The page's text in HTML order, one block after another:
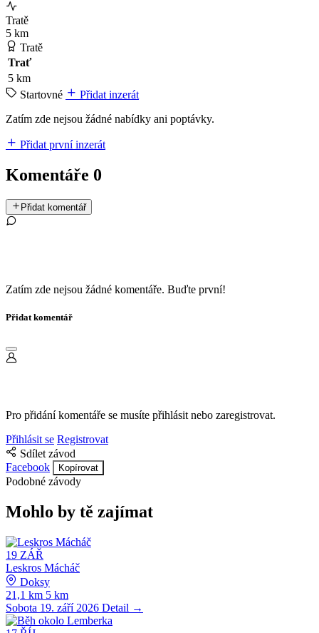
Tratě
5 km
Tratě
Trať
5 km
Startovné
Přidat inzerát
Zatím zde nejsou žádné nabídky ani poptávky.
Přidat první inzerát
Komentáře 0
Přidat komentář
Zatím zde nejsou žádné komentáře. Buďte první!
Přidat komentář
Pro přidání komentáře se musíte přihlásit nebo zaregistrovat.
Přihlásit se Registrovat
Sdílet závod
Facebook
Kopírovat
Podobné závody
Mohlo by tě zajímat
19 ZÁŘ
Leskros Mácháč
Doksy
21,1 km 5 km
Sobota 19. září 2026 Detail →